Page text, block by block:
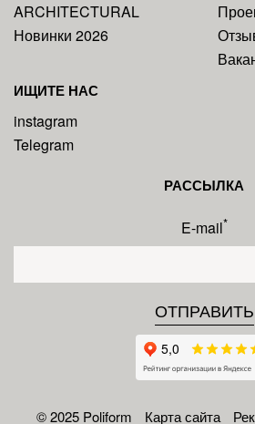
ARCHITECTURAL
Новинки 2026
ИЩИТЕ НАС
instagram
Telegram
РАССЫЛКА
E-mail*
© 2025 Poliform Карта сайта